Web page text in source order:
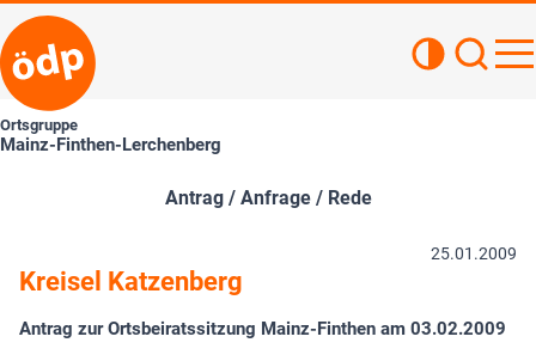
Ortsgruppe
Mainz-Finthen-Lerchenberg
Antrag / Anfrage / Rede
25.01.2009
Kreisel Katzenberg
Antrag zur Ortsbeiratssitzung Mainz-Finthen am 03.02.2009